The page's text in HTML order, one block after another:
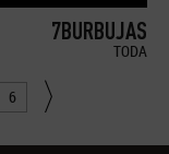
7BURBUJAS
TODA
6